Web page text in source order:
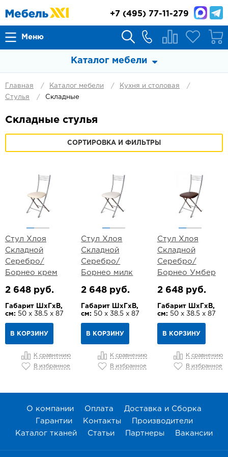
Меню
+7 (495) 77-11-279
Каталог мебели
Главная Каталог мебели
Кухня и столовая
Стулья
Складные
Складные стулья
СОРТИРОВКА И ФИЛЬТРЫ
Стул Хлоя
Складной
Серебро/
Борнео крем
2 648 руб.
Габарит ШхГхВ,
см: 50 х 38.5 х 87
В КОРЗИНУ
К сравнению
В избранное
Стул Хлоя
Складной
Серебро/
Борнео милк
2 648 руб.
Габарит ШхГхВ,
см: 50 х 38.5 х 87
В КОРЗИНУ
К сравнению
В избранное
Стул Хлоя
Складной
Серебро/
Борнео Умбер
2 648 руб.
Габарит ШхГхВ,
см: 50 х 38.5 х 87
В КОРЗИНУ
К сравнению
В избранное
О компании Оплата
Доставка и Сборка
Гарантии
Контакты
Производители
Каталог тканей
Статьи Партнеры Вакансии